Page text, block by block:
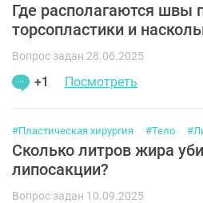
Где располагаются швы
торсопластики и
Вопрос задан 28.06.2025
+1 Посмотреть
#Пластическая хирургия #Тело
Сколько литров жира
липосакции?
Вопрос задан 10.09.2025